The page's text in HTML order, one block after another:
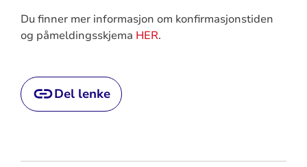
Du finner mer informasjon om konfirmasjonstiden
og påmeldingsskjema HER.
Del lenke